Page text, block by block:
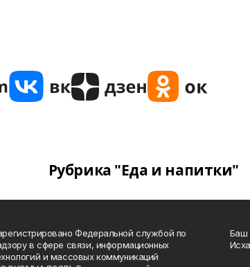
Рубрика "Еда и напитки"
Федеральной службой по
в сфере связи, информационных
и массовых коммуникаций
Баш